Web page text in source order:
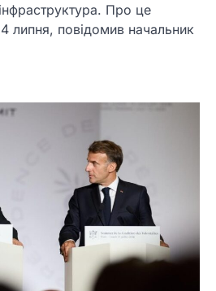
Про це
липня, повідомив начальник